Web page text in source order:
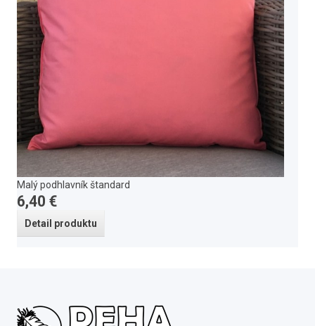
Malý podhlavník štandard
6,40 €
Detail produktu